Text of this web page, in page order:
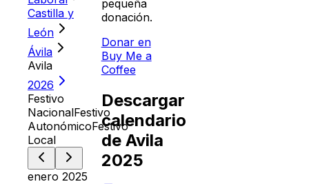
Castilla y
León
Ávila
Avila
2026
Festivo
NacionalFestivo
AutonómicoFestivo
Local
enero 2025
pequeña
donación.
Donar en
Buy Me a
Coffee
Descargar
calendario
de Avila
2025